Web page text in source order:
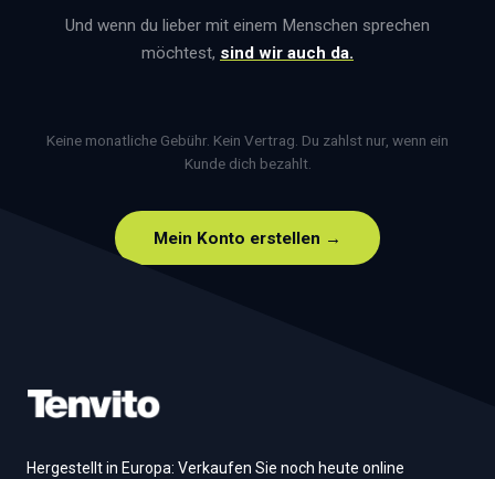
Und wenn du lieber mit einem Menschen sprechen
möchtest, sind wir auch da.
Keine monatliche Gebühr. Kein Vertrag. Du zahlst nur, wenn ein
Kunde dich bezahlt.
Mein Konto erstellen →
Hergestellt in Europa: Verkaufen Sie noch heute online